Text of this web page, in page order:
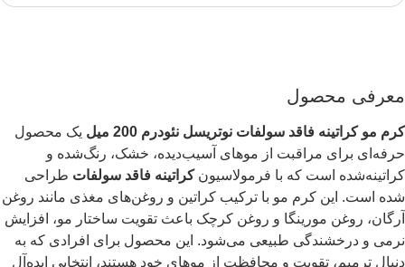
معرفی محصول
کرم مو کراتینه فاقد سولفات نوتریسل نئودرم 200 میل
یک محصول
حرفه‌ای برای مراقبت از موهای آسیب‌دیده، خشک، رنگ‌شده و
کراتینه‌شده است که با فرمولاسیونکراتینه فاقد سولفات طراحی
شده است. این کرم مو با ترکیب کراتین و روغن‌های مغذی مانند روغن
آرگان، روغن مورینگا و روغن کرچک باعث تقویت ساختار مو، افزایش
نرمی و درخشندگی طبیعی می‌شود. این محصول برای افرادی که به
دنبال ترمیم، تقویت و محافظت از موهای خود هستند، انتخابی ایده‌آل